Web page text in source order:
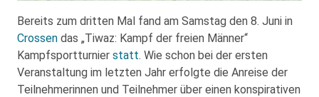
Bereits zum dritten Mal fand am Samstag den 8. Juni in
Crossen das „Tiwaz: Kampf der freien Männer“
Kampfsportturnier statt. Wie schon bei der ersten
Veranstaltung im letzten Jahr erfolgte die Anreise der
Teilnehmerinnen und Teilnehmer über einen konspirativen